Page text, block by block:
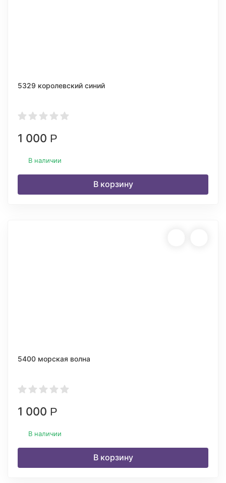
5329 королевский синий
1 000 Р
В наличии
В корзину
5400 морская волна
1 000 Р
В наличии
В корзину